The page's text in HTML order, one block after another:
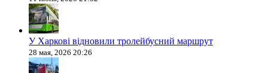
У Харкові відновили тролейбусний маршрут
28 мая, 2026 20:26